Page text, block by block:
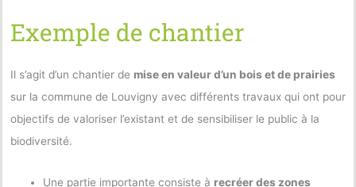
Exemple de chantier
Il s’agit d’un chantier de mise en valeur d’un bois et de prairies
sur la commune de Louvigny avec différents travaux qui ont pour
objectifs de valoriser l’existant et de sensibiliser le public à la
biodiversité.
Une partie importante consiste à recréer des zones